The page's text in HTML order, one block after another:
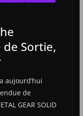
Sortie,
aujourd’hui
de
GEAR SOLID